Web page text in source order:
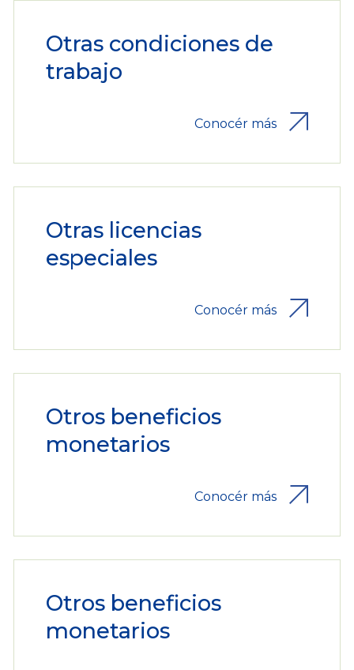
Otras condiciones de
trabajo
Conocér más
Otras licencias
especiales
Conocér más
Otros beneficios
monetarios
Conocér más
Otros beneficios
monetarios